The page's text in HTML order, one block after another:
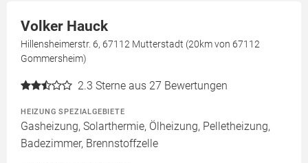
Volker Hauck
Hillensheimerstr. 6, 67112 Mutterstadt (20km von 67112
Gommersheim)
2.3 Sterne aus 27 Bewertungen
HEIZUNG SPEZIALGEBIETE
Gasheizung, Solarthermie, Ölheizung, Pelletheizung,
Badezimmer, Brennstoffzelle